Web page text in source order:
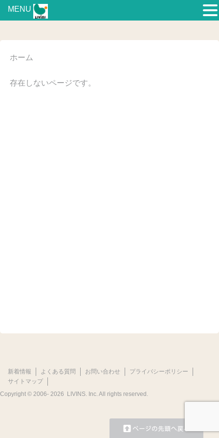
ホーム
存在しないページです。
新着情報 よくある質問 お問い合わせ
プライバシーポリシー
サイトマップ
Copyright © 2006- 2026 LIVINS. Inc. All rights reserved.
MENU